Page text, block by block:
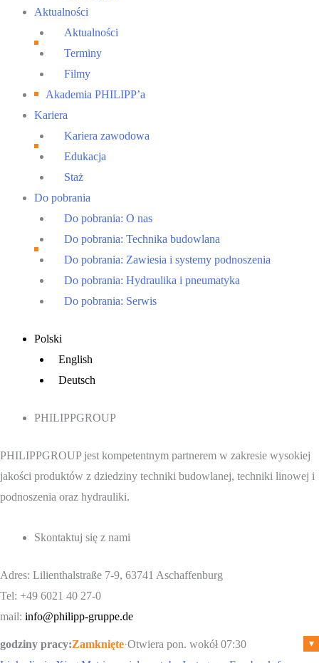
Aktualności
Aktualności
Terminy
Filmy
Akademia PHILIPP’a
Kariera
Kariera zawodowa
Edukacja
Staż
Do pobrania
Do pobrania: O nas
Do pobrania: Technika budowlana
Do pobrania: Zawiesia i systemy podnoszenia
Do pobrania: Hydraulika i pneumatyka
Do pobrania: Serwis
Polski
English
Deutsch
PHILIPPGROUP
PHILIPPGROUP jest kompetentnym partnerem w zakresie wysokiej
jakości produktów z dziedziny techniki budowlanej, techniki linowej i
podnoszenia oraz hydrauliki.
Skontaktuj się z nami
Adres: Lilienthalstraße 7-9, 63741 Aschaffenburg
Tel: +49 6021 40 27-0
mail: info@philipp-gruppe.de
godziny pracy:Zamknięte·Otwiera pon. wokół 07:30 ▾